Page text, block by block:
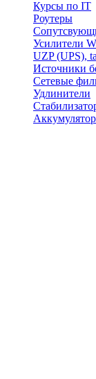
Курсы по IT
Роутеры
Усилители
UZP (UPS),
Источники
Сетевые
Удлинители